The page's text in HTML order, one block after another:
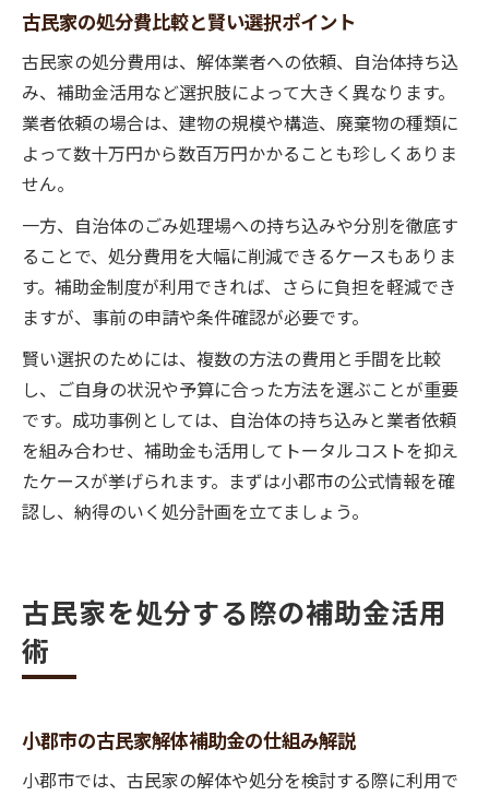
古民家の処分費比較と賢い選択ポイント
古民家の処分費用は、解体業者への依頼、自治体持ち込
み、補助金活用など選択肢によって大きく異なります。
業者依頼の場合は、建物の規模や構造、廃棄物の種類に
よって数十万円から数百万円かかることも珍しくありま
せん。
一方、自治体のごみ処理場への持ち込みや分別を徹底す
ることで、処分費用を大幅に削減できるケースもありま
す。補助金制度が利用できれば、さらに負担を軽減でき
ますが、事前の申請や条件確認が必要です。
賢い選択のためには、複数の方法の費用と手間を比較
し、ご自身の状況や予算に合った方法を選ぶことが重要
です。成功事例としては、自治体の持ち込みと業者依頼
を組み合わせ、補助金も活用してトータルコストを抑え
たケースが挙げられます。まずは小郡市の公式情報を確
認し、納得のいく処分計画を立てましょう。
古民家を処分する際の補助金活用
術
小郡市の古民家解体補助金の仕組み解説
小郡市では、古民家の解体や処分を検討する際に利用で